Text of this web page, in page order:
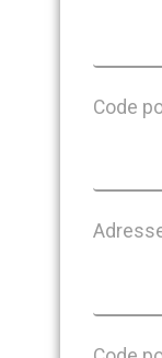
Code